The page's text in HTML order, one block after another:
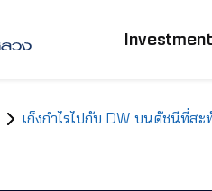
เก็งกำไรไปกับ DW บนดัชนีที่ส